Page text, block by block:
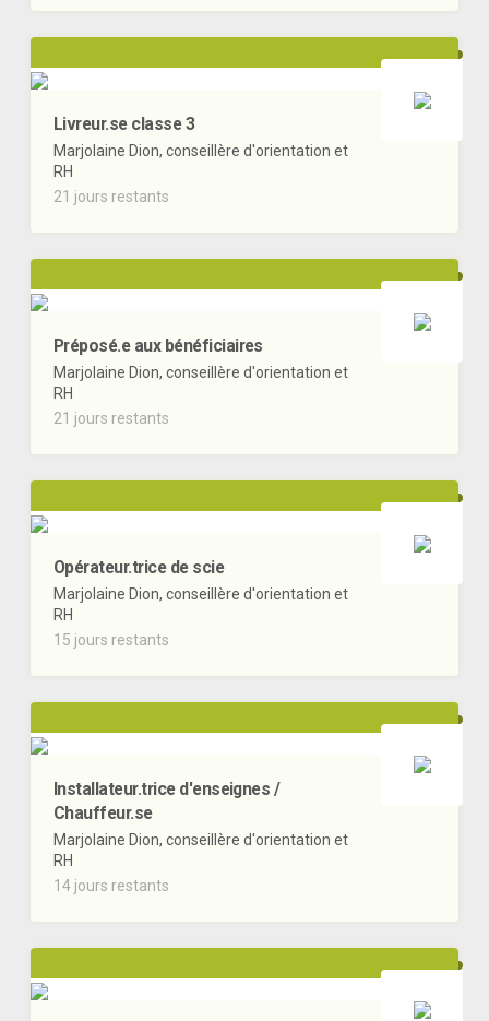
Livreur.se classe 3
Marjolaine Dion, conseillère d'orientation et
RH
21 jours restants
Préposé.e aux bénéficiaires
Marjolaine Dion, conseillère d'orientation et
RH
21 jours restants
Opérateur.trice de scie
Marjolaine Dion, conseillère d'orientation et
RH
15 jours restants
Installateur.trice d'enseignes /
Chauffeur.se
Marjolaine Dion, conseillère d'orientation et
RH
14 jours restants